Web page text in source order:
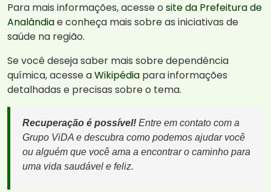
Para mais informações, acesse o site da Prefeitura de
Analândiae conheça mais sobre as iniciativas de
saúde na região.
Se você deseja saber mais sobre dependência
química, acesse aWikipédia para informações
detalhadas e precisas sobre o tema.
Recuperação é possível! Entre em contato com a
Grupo ViDA e descubra como podemos ajudar você
ou alguém que você ama a encontrar o caminho para
uma vida saudável e feliz.